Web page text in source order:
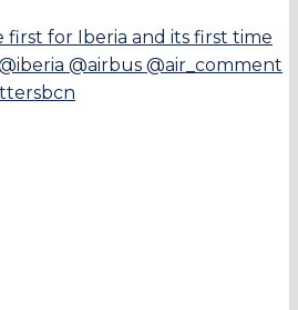
first for Iberia and its first time
@airbus @air_comment